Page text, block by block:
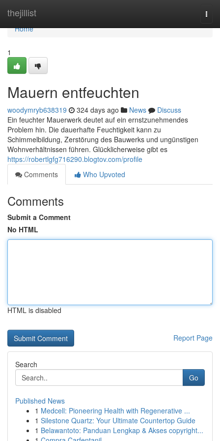
thejillist
Home
Home
1
Mauern entfeuchten
woodymryb638319 324 days ago News
Discuss
Ein feuchter Mauerwerk deutet auf ein ernstzunehmendes
Problem hin. Die dauerhafte Feuchtigkeit kann zu
Schimmelbildung, Zerstörung des Bauwerks und ungünstigen
Wohnverhältnissen führen. Glücklicherweise gibt es
https://robertlgfg716290.blogtov.com/profile
Comments
Who Upvoted
Comments
Submit a Comment
No HTML
HTML is disabled
Report Page
Search
Go
Published News
1 Medcell: Pioneering Health with Regenerative ...
1 Silestone Quartz: Your Ultimate Countertop Guide
1 Belawantoto: Panduan Lengkap & Akses copyright...